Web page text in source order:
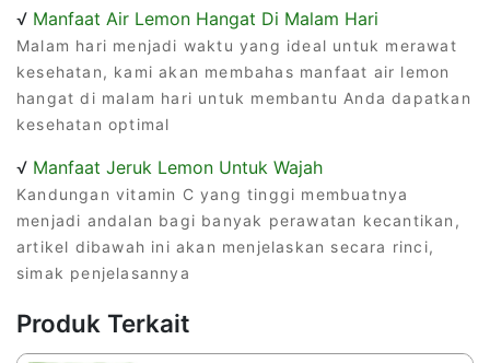
√ Manfaat Air Lemon Hangat Di Malam Hari
Malam hari menjadi waktu yang ideal untuk merawat
kesehatan, kami akan membahas manfaat air lemon
hangat di malam hari untuk membantu Anda dapatkan
kesehatan optimal
√ Manfaat Jeruk Lemon Untuk Wajah
Kandungan vitamin C yang tinggi membuatnya
menjadi andalan bagi banyak perawatan kecantikan,
artikel dibawah ini akan menjelaskan secara rinci,
simak penjelasannya
Produk Terkait